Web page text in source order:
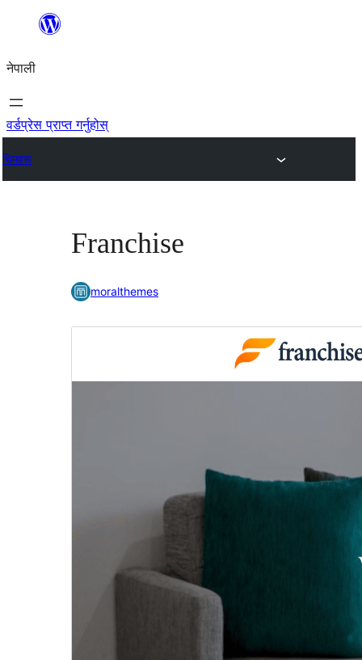
सामग्रीमा
नेपाली
वर्डप्रेस प्राप्त गर्नुहोस्
थिमहरू
Franchise
moralthemes